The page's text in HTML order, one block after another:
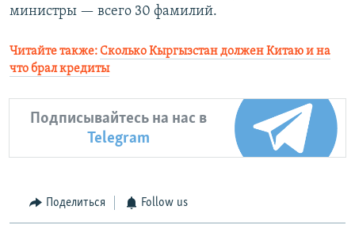
министры — всего 30 фамилий.
Читайте также:Сколько Кыргызстан должен Китаю и на
что брал кредиты
Подписывайтесь на нас в
Telegram
Поделиться Follow us